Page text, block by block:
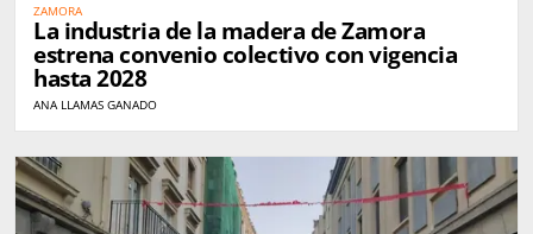
ZAMORA
La industria de la madera de Zamora
estrena convenio colectivo con vigencia
hasta 2028
ANA LLAMAS GANADO